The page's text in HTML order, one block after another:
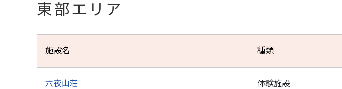
東部エリア
施設名 種類
六夜山荘 体験施設